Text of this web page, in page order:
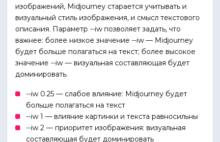
изображений, Midjourney старается учитывать и
визуальный стиль изображения, и смысл текстового
описания. Параметр --iw позволяет задать, что
важнее: более низкое значение --iw — Midjourney
будет больше полагаться на текст; более высокое
значение --iw — визуальная составляющая будет
доминировать.
--iw 0.25 — слабое влияние: Midjourney будет
больше полагаться на текст
--iw 1 — влияние картинки и текста равносильны
--iw 2 — приоритет изображения: визуальная
составляющая будет доминировать